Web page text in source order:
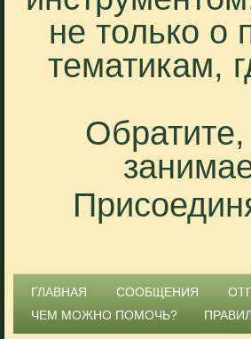
не только о
тематикам,
ГЛАВНАЯ СООБЩЕНИЯ
ЧЕМ МОЖНО ПОМОЧЬ?